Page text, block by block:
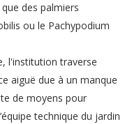
des palmiers
ou le Pachypodium
l'institution traverse
aiguë due à un manque
de moyens pour
technique du jardin